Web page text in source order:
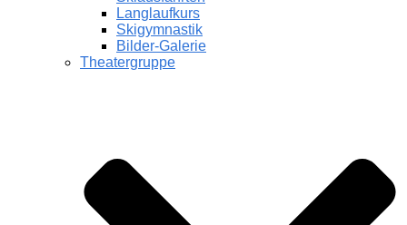
Langlaufkurs
Skigymnastik
Bilder-Galerie
Theatergruppe